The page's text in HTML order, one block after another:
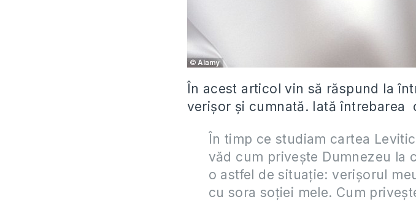
În acest articol vin să răspund la
verișor și cumnată. Iată întrebarea
În timp ce studiam cartea
văd cum priveşte Dumnezeu la
o astfel de situaţie: verişorul
cu sora soţiei mele. Cum